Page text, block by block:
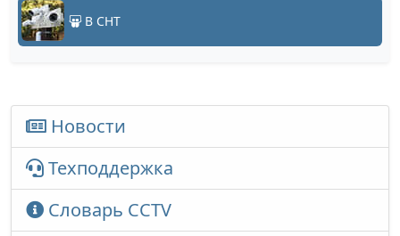
В СНТ
Новости
Техподдержка
Словарь CCTV